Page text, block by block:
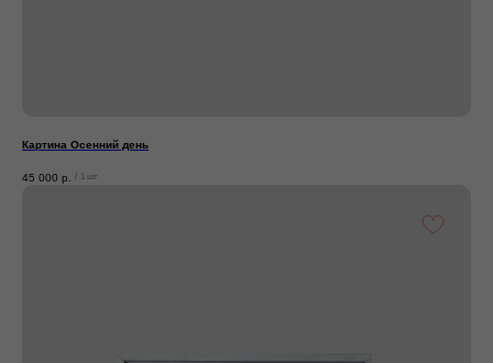
Картина Осенний день
45 000 р. / 1 шт